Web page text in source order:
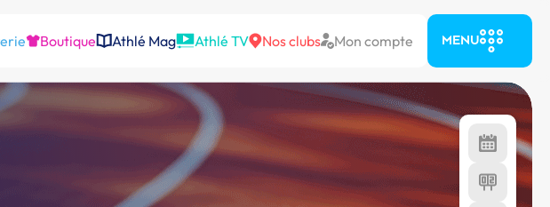
Boutique Athlé Mag Athlé TV Nos clubs Mon compte MENU